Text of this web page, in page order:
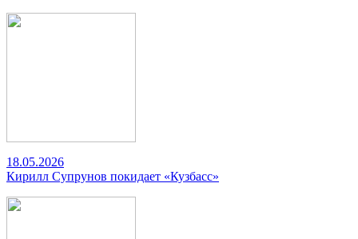
18.05.2026
Кирилл Супрунов покидает «Кузбасс»